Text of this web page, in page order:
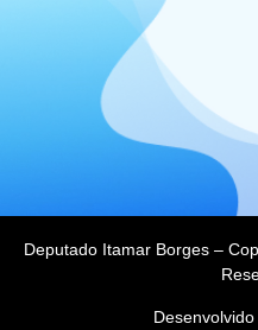
Deputado Itamar Borges –